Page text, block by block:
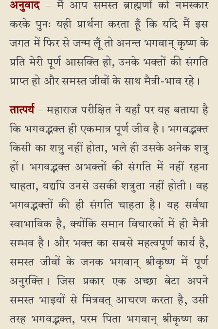
अनुवाद– मैं आप समस्त ब्राह्मणों को नमस्कार
करके पुनः यही प्रार्थना करता हूँ कि यदि मैं इस
जगत में फिर से जन्म लूँ तो अनन्त भगवान् कृष्ण के
प्रति मेरी पूर्ण आसक्ति हो, उनके भक्तों की संगति
प्राप्त हो और समस्त जीवों के साथ मैत्री-भाव रहे।
तात्पर्य – महाराज परीक्षित ने यहाँ पर यह बताया है
कि भगवद्भक्त ही एकमात्र पूर्ण जीव है। भगवद्भक्त
किसी का शत्रु नहीं होता, भले ही उसके अनेक शत्रु
हों। भगवद्भक्त अभक्तों की संगति में नहीं रहना
चाहता, यद्यपि उनसे उसकी शत्रुता नहीं होती। वह
भगवद्भक्तों की ही संगति चाहता है। यह सर्वथा
स्वाभाविक है, क्योंकि समान विचारकों में ही मैत्री
सम्भव है। और भक्त का सबसे महत्वपूर्ण कार्य है,
समस्त जीवों के जनक भगवान् श्रीकृष्ण में पूर्ण
अनुरक्ति। जिस प्रकार एक अच्छा बेटा अपने
समस्त भाइयों से मित्रवत् आचरण करता है, उसी
तरह भगवद्भक्त, परम पिता भगवान् श्रीकृष्ण का